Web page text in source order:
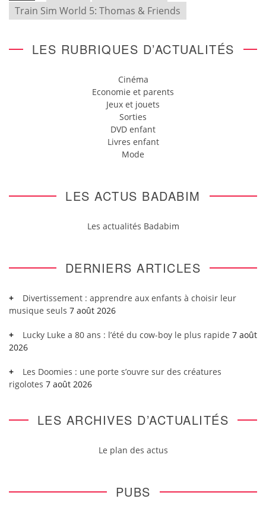
Train Sim World 5: Thomas & Friends
LES RUBRIQUES D’ACTUALITÉS
Cinéma
Economie et parents
Jeux et jouets
Sorties
DVD enfant
Livres enfant
Mode
LES ACTUS BADABIM
Les actualités Badabim
DERNIERS ARTICLES
Divertissement : apprendre aux enfants à choisir leur
musique seuls 7 août 2026
Lucky Luke a 80 ans : l’été du cow-boy le plus rapide 7 août
2026
Les Doomies : une porte s’ouvre sur des créatures
rigolotes 7 août 2026
LES ARCHIVES D’ACTUALITÉS
Le plan des actus
PUBS